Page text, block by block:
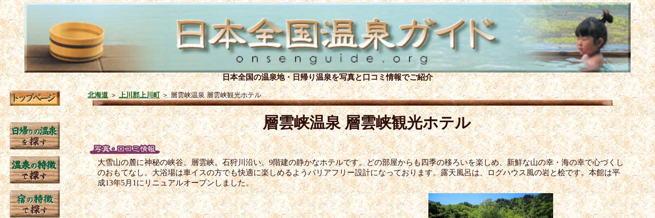
日本全国の温泉地・日帰り温泉を写真と口コミ情報でご紹介
北海道＞上川郡上川町＞層雲峡温泉 層雲峡観光ホテル
層雲峡温泉 層雲峡観光ホテル
大雪山の麓に神秘の峡谷、層雲峡。石狩川沿い、9階建の静かなホテルです。どの部屋からも四季の移ろいを楽しめ、新鮮な山の幸・海の幸で心づくし
のおもてなし。大浴場は車イスの方でも快適に楽しめるようバリアフリー設計になっております。露天風呂は、ログハウス風の岩と桧です。本館は平
成13年5月1にリニュアルオープンしました。